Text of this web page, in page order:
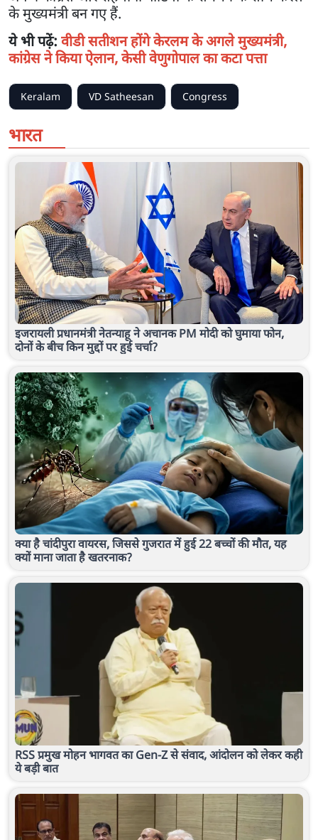
के मुख्यमंत्री बन गए हैं.
ये भी पढ़ें: वीडी सतीशन होंगे केरलम के अगले मुख्यमंत्री,
कांग्रेस ने किया ऐलान, केसी वेणुगोपाल का कटा पत्ता
Keralam VD Satheesan Congress
भारत
इजरायली प्रधानमंत्री नेतन्याहू ने अचानक PM मोदी को घुमाया फोन,
दोनों के बीच किन मुद्दों पर हुई चर्चा?
क्या है चांदीपुरा वायरस, जिससे गुजरात में हुई 22 बच्चों की मौत, यह
क्यों माना जाता है खतरनाक?
RSS प्रमुख मोहन भागवत का Gen-Z से संवाद, आंदोलन को लेकर कही
ये बड़ी बात